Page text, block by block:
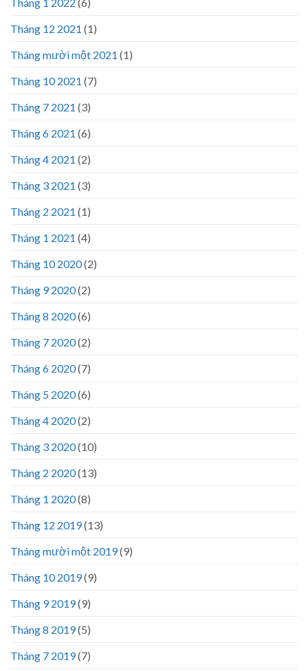
Tháng 12 2021 (1)
Tháng mười một 2021 (1)
Tháng 10 2021 (7)
Tháng 7 2021 (3)
Tháng 6 2021 (6)
Tháng 4 2021 (2)
Tháng 3 2021 (3)
Tháng 2 2021 (1)
Tháng 1 2021 (4)
Tháng 10 2020(2)
Tháng 9 2020(2)
Tháng 8 2020(6)
Tháng 7 2020(2)
Tháng 6 2020(7)
Tháng 5 2020(6)
Tháng 4 2020(2)
Tháng 3 2020(10)
Tháng 2 2020(13)
Tháng 1 2020(8)
Tháng 12 2019(13)
Tháng mười một 2019(9)
Tháng 10 2019(9)
Tháng 9 2019(9)
Tháng 8 2019(5)
Tháng 7 2019(7)